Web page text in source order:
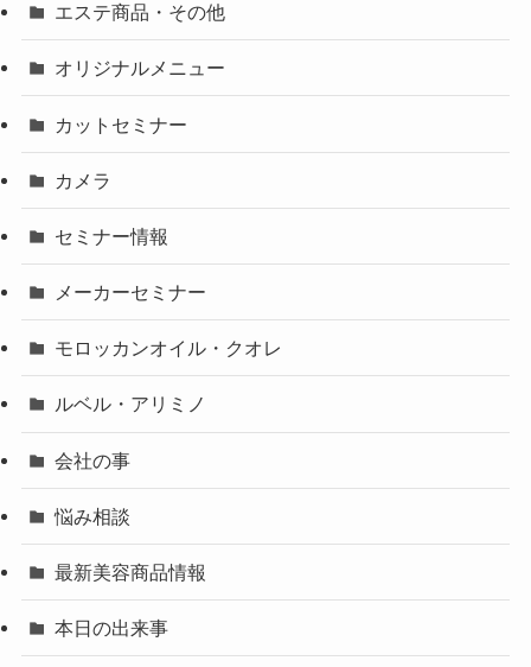
エステ商品・その他
オリジナルメニュー
カットセミナー
カメラ
セミナー情報
メーカーセミナー
モロッカンオイル・クオレ
ルベル・アリミノ
会社の事
悩み相談
最新美容商品情報
本日の出来事